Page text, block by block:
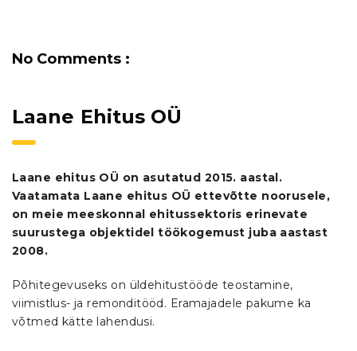
No Comments :
Laane Ehitus OÜ
Laane ehitus OÜ on asutatud 2015. aastal.
Vaatamata Laane ehitus OÜ ettevõtte noorusele,
on meie meeskonnal ehitussektoris erinevate
suurustega objektidel töökogemust juba aastast
2008.
Põhitegevuseks on üldehitustööde teostamine,
viimistlus- ja remonditööd. Eramajadele pakume ka
võtmed kätte lahendusi.